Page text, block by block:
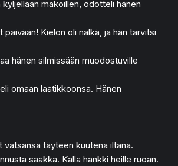
makoillen, odotteli hänen
Kielon oli nälkä, ja hän tarvitsi
hänen silmissään muodostuville
omaan laatikkoonsa. Hänen
vatsansa täyteen kuutena iltana.
saakka. Kalla hankki heille ruoan.